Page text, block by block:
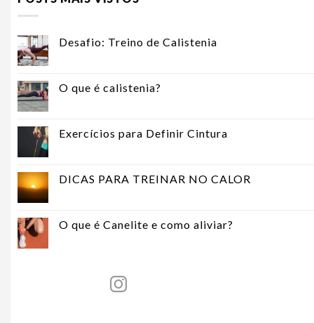
Desafio: Treino de Calistenia
O que é calistenia?
Exercícios para Definir Cintura
DICAS PARA TREINAR NO CALOR
O que é Canelite e como aliviar?